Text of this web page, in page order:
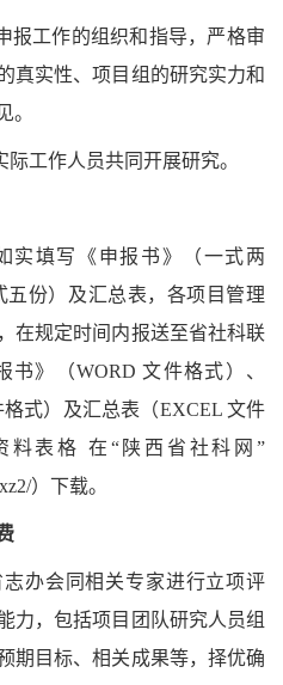
报工作的组织和指导，严格审
真实性、项目组的研究实力和
。
工作人员共同开展研究。
实填写《申报书》（一式两
五份）及汇总表，各项目管理
在规定时间内报送至省社科联
》（WORD 文件格式）、
格式）及汇总表（EXCEL 文件
料表格 在“陕西省社科网”
）下载。
办会同相关专家进行立项评
力，包括项目团队研究人员组
期目标、相关成果等，择优确